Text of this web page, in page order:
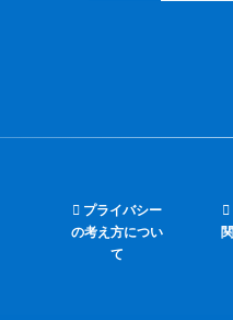
プライバシー
の考え方につい
て